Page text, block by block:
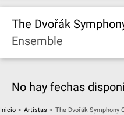
The Dvořák
Ensemble
No hay fechas
Inicio > Artistas > The Dvořák Symphony